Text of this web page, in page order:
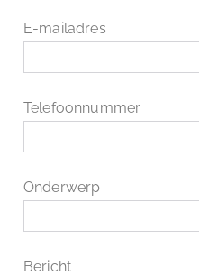
E-mailadres
Telefoonnummer
Onderwerp
Bericht